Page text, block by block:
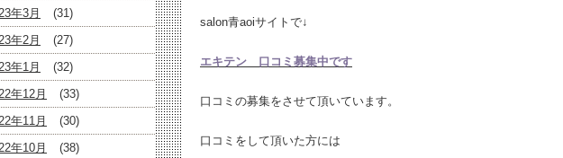
salon青aoiサイトで↓
エキテン 口コミ募集中です
口コミの募集をさせて頂いています。
口コミをして頂いた方には
年3月
(31)
年2月
(27)
年1月
(32)
年12月
(33)
年11月
(30)
年10月
(38)